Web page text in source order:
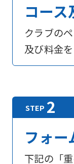
コー
クラブの
及び料金
フォー
下記の「